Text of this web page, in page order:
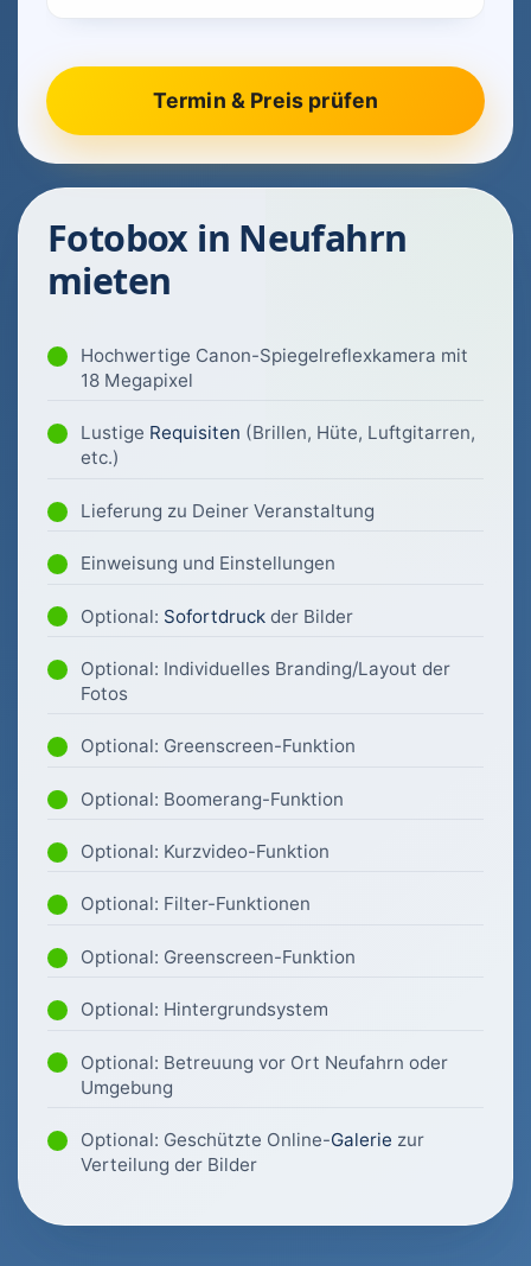
Fotobox in Neufahrn
mieten
Hochwertige Canon-Spiegelreflexkamera mit
18 Megapixel
Lustige Requisiten (Brillen, Hüte, Luftgitarren,
etc.)
Lieferung zu Deiner Veranstaltung
Einweisung und Einstellungen
Optional: Sofortdruck der Bilder
Optional: Individuelles Branding/Layout der
Fotos
Optional: Greenscreen-Funktion
Optional: Boomerang-Funktion
Optional: Kurzvideo-Funktion
Optional: Filter-Funktionen
Optional: Greenscreen-Funktion
Optional: Hintergrundsystem
Optional: Betreuung vor Ort Neufahrn oder
Umgebung
Optional: Geschützte Online-Galerie zur
Verteilung der Bilder